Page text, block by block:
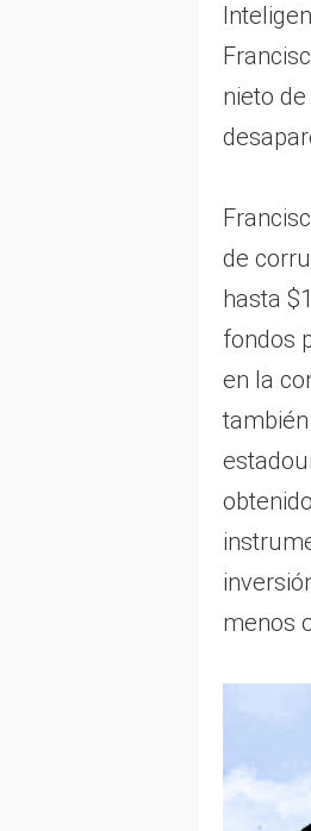
nieto
de
hasta
fondos
en la
menos